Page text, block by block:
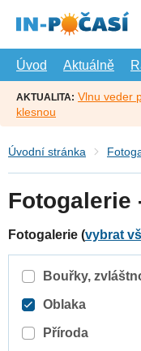
hlavní
Úvod
Aktuálně
AKTUALITA: Vlnu veder
klesnou
Úvodní stránka
Fotogalerie
Fotogalerie (vybrat
Bouřky,
Oblaka
Příroda